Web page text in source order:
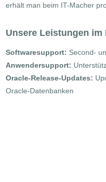
erhält man beim IT-Macher
Unsere Leistungen
Softwaresupport: Second-
Anwendersupport:
Oracle-Release-Updates:
Oracle-Datenbanken